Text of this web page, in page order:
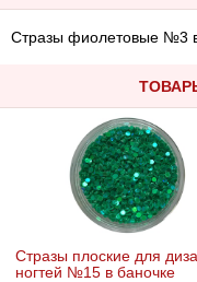
Стразы фиолетовые №3
Стразы плоские для
ногтей №15 в баночке